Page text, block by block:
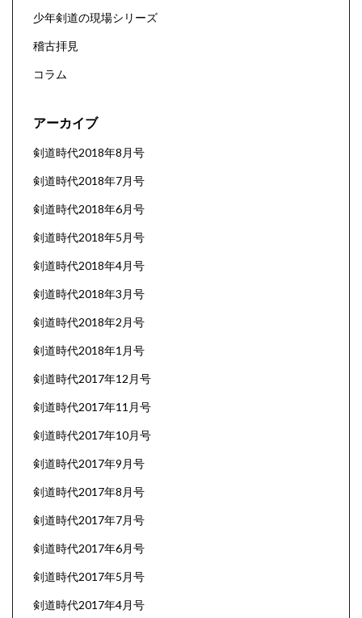
少年剣道の現場シリーズ
稽古拝見
コラム
アーカイブ
剣道時代2018年8月号
剣道時代2018年7月号
剣道時代2018年6月号
剣道時代2018年5月号
剣道時代2018年4月号
剣道時代2018年3月号
剣道時代2018年2月号
剣道時代2018年1月号
剣道時代2017年12月号
剣道時代2017年11月号
剣道時代2017年10月号
剣道時代2017年9月号
剣道時代2017年8月号
剣道時代2017年7月号
剣道時代2017年6月号
剣道時代2017年5月号
剣道時代2017年4月号